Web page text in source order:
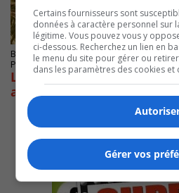
BROSSARD
Publié le 23 janvier 2023 à 14h00
La Fiducie du REM
agricoles
Certains fournisseurs sont
données à caractère personnel sur
légitime. Vous pouvez vous y
ci-dessous. Recherchez un lien en
le menu du site pour gérer ou
dans les paramètres des cookies et
Gérer vos